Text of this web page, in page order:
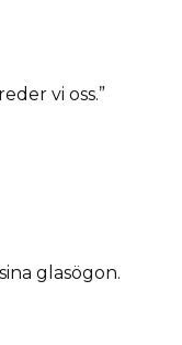
vi oss.”
glasögon.